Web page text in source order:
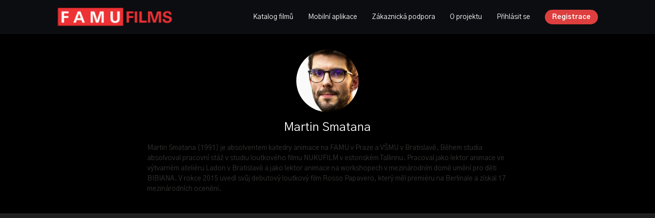
Katalog filmů Mobilní aplikace Zákaznická podpora O projektu Přihlásit se Registrace
Martin Smatana
Martin Smatana (1991) je absolventem katedry animace na FAMU v Praze a VŠMU v Bratislavě. Během studia
absolvoval pracovní stáž v studiu loutkového filmu NUKUFILM v estonském Tallinnu. Pracoval jako lektor animace ve
výtvarném ateliéru Ladon v Bratislavě a jako lektor animace na workshopech v mezinárodním domě umění pro děti
BIBIANA. V rokce 2015 uvedl svůj debutový loutkový film Rosso Papavero, který měl premiéru na Berlinale a získal 17
mezinárodních ocenění.